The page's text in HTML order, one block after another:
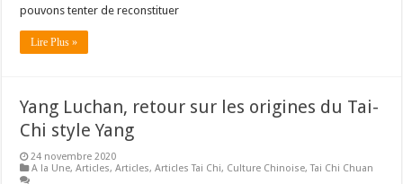
pouvons tenter de reconstituer
Lire Plus »
Yang Luchan, retour sur les origines du Tai-
Chi style Yang
24 novembre 2020
A la Une,Articles,Articles,Articles Tai Chi, Culture Chinoise,Tai Chi Chuan